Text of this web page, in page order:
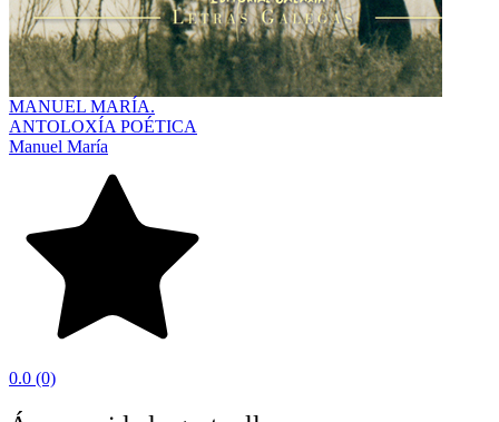
MANUEL MARÍA.
ANTOLOXÍA POÉTICA
Manuel María
0.0 (0)